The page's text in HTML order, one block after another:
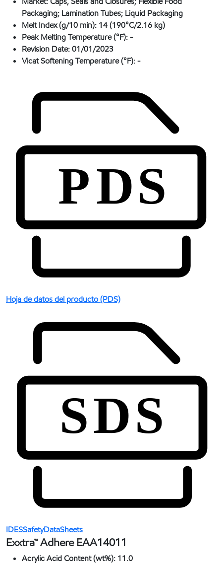
Packaging; Lamination Tubes; Liquid Packaging
Melt Index (g/10 min): 14 (190°C/2.16 kg)
Peak Melting Temperature (°F):-
Revision Date:01/01/2023
Vicat Softening Temperature (°F):-
Hoja de datos del producto (PDS)
IDESSafetyDataSheets
Exxtra™ Adhere EAA14011
Acrylic Acid Content (wt%): 11.0